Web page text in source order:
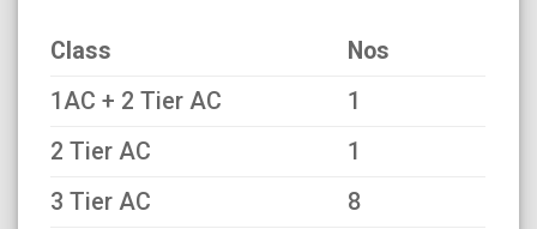
Class
Nos
1AC + 2 Tier AC
1
2 Tier AC
1
3 Tier AC
8